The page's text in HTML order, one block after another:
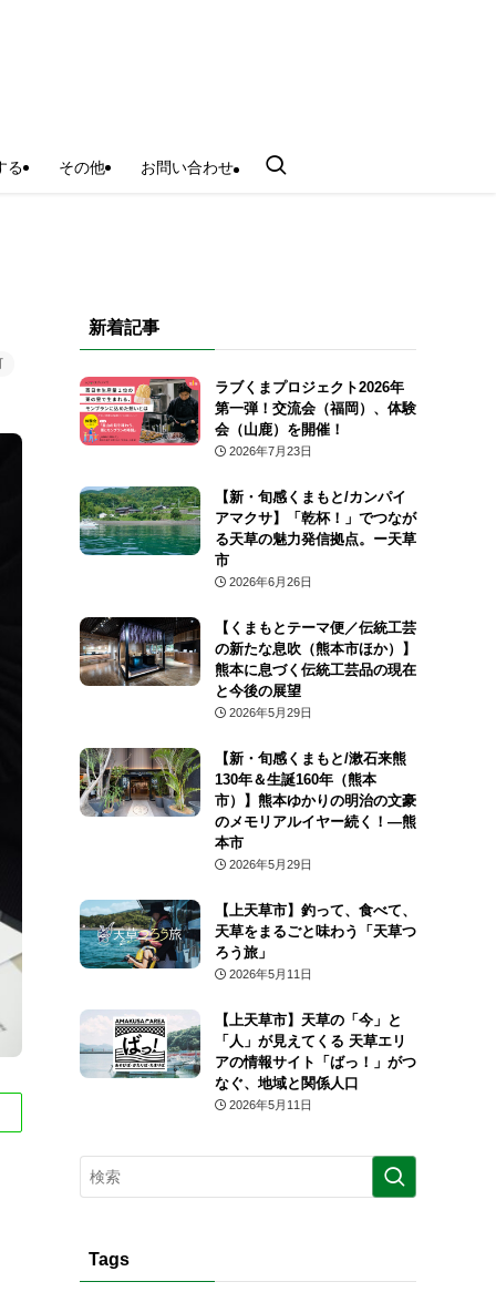
る その他 お問い合わせ
新着記事
ラブくまプロジェクト2026年
第一弾！交流会（福岡）、体験
会（山鹿）を開催！
2026年7月23日
【新・旬感くまもと/カンパイ
アマクサ】「乾杯！」でつなが
る天草の魅力発信拠点。ー天草
市
2026年6月26日
【くまもとテーマ便／伝統工芸
の新たな息吹（熊本市ほか）】
熊本に息づく伝統工芸品の現在
と今後の展望
2026年5月29日
【新・旬感くまもと/漱石来熊
130年＆生誕160年（熊本
市）】熊本ゆかりの明治の文豪
のメモリアルイヤー続く！―熊
本市
2026年5月29日
【上天草市】釣って、食べて、
天草をまるごと味わう「天草つ
ろう旅」
2026年5月11日
【上天草市】天草の「今」と
「人」が見えてくる 天草エリ
アの情報サイト「ばっ！」がつ
なぐ、地域と関係人口
2026年5月11日
Tags